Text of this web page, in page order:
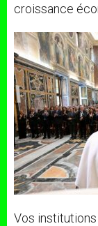
croissance
Vos